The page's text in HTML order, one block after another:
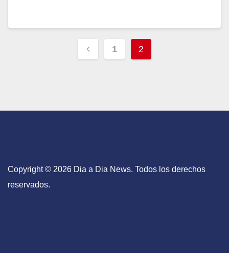
1 2
Copyright © 2026 Dia a Dia News. Todos los derechos
reservados.